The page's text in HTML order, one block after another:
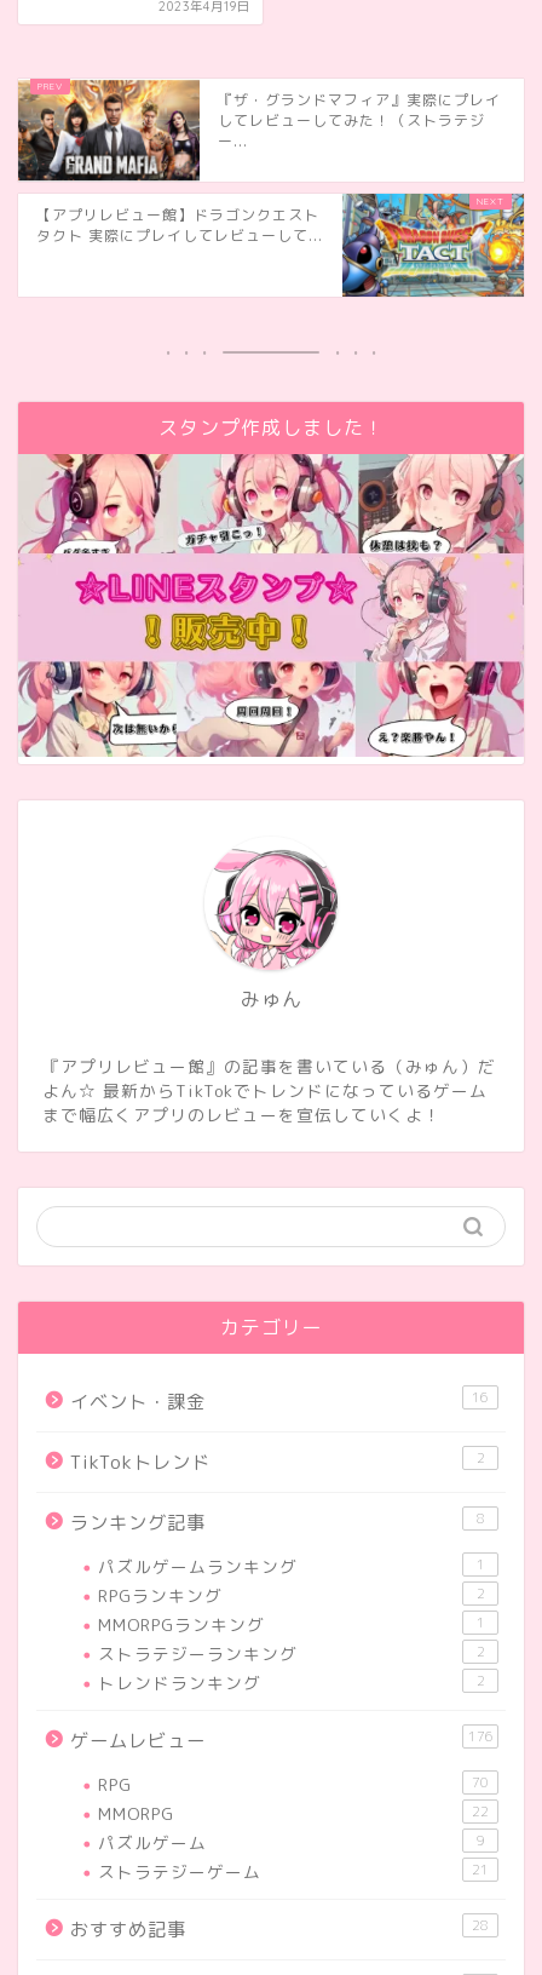
2023年4月19日
『ザ・グランドマフィア』実際にプレイ
してレビューしてみた！（ストラテジ
ー...
【アプリレビュー館】ドラゴンクエスト
タクト 実際にプレイしてレビューして...
スタンプ作成しました！
みゅん
『アプリレビュー館』の記事を書いている（みゅん）だ
よん☆ 最新からTikTokでトレンドになっているゲーム
まで幅広くアプリのレビューを宣伝していくよ！
カテゴリー
イベント・課金 16
TikTokトレンド 2
ランキング記事 8
パズルゲームランキング 1
RPGランキング 2
MMORPGランキング 1
ストラテジーランキング 2
トレンドランキング 2
ゲームレビュー 176
RPG 70
MMORPG 22
パズルゲーム 9
ストラテジーゲーム 21
おすすめ記事 28